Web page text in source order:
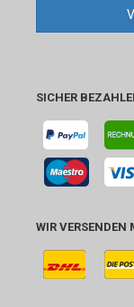
SICHER
WIR VERSENDEN